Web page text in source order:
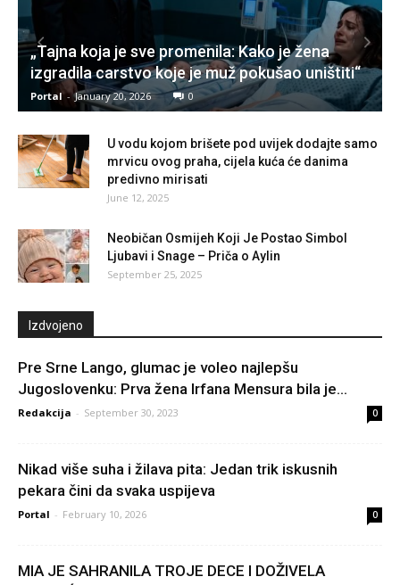
„Tajna koja je sve promenila: Kako je žena
izgradila carstvo koje je muž pokušao uništiti“
Portal - January 20, 2026 0
U vodu kojom brišete pod uvijek dodajte samo
mrvicu ovog praha, cijela kuća će danima
predivno mirisati
June 12, 2025
Neobičan Osmijeh Koji Je Postao Simbol
Ljubavi i Snage – Priča o Aylin
September 25, 2025
Izdvojeno
Pre Srne Lango, glumac je voleo najlepšu
Jugoslovenku: Prva žena Irfana Mensura bila je...
Redakcija - September 30, 2023 0
Nikad više suha i žilava pita: Jedan trik iskusnih
pekara čini da svaka uspijeva
Portal - February 10, 2026 0
MIA JE SAHRANILA TROJE DECE I DOŽIVELA